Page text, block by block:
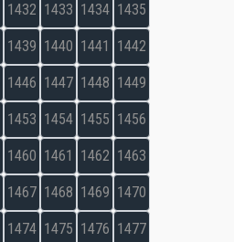
1432 1433 1434 1435
1439 1440 1441 1442
1446 1447 1448 1449
1453 1454 1455 1456
1460 1461 1462 1463
1467 1468 1469 1470
1474 1475 1476 1477